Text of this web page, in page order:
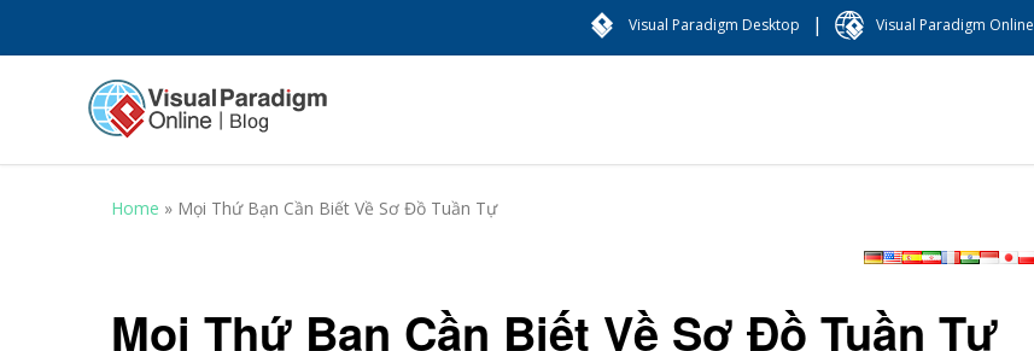
Visual Paradigm Desktop | Visual Paradigm Online
Home » Mọi Thứ Bạn Cần Biết Về Sơ Đồ Tuần Tự
Mọi Thứ Bạn Cần Biết Về Sơ Đồ Tuần Tự